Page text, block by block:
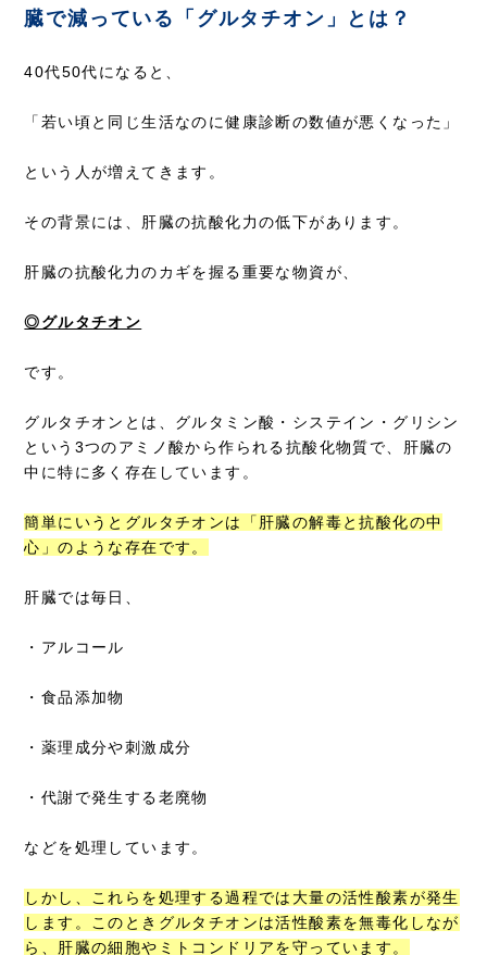
臓で減っている「グルタチオン」とは？
40代50代になると、
「若い頃と同じ生活なのに健康診断の数値が悪くなった」
という人が増えてきます。
その背景には、肝臓の抗酸化力の低下があります。
肝臓の抗酸化力のカギを握る重要な物資が、
◎グルタチオン
です。
グルタチオンとは、グルタミン酸・システイン・グリシン
という3つのアミノ酸から作られる抗酸化物質で、肝臓の
中に特に多く存在しています。
簡単にいうとグルタチオンは「肝臓の解毒と抗酸化の中
心」のような存在です。
肝臓では毎日、
・アルコール
・食品添加物
・薬理成分や刺激成分
・代謝で発生する老廃物
などを処理しています。
しかし、これらを処理する過程では大量の活性酸素が発生
します。このときグルタチオンは活性酸素を無毒化しなが
ら、肝臓の細胞やミトコンドリアを守っています。